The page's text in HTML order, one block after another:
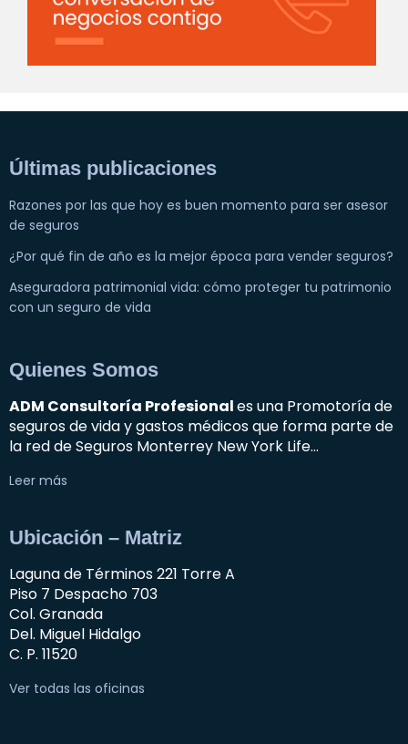
Últimas publicaciones
Razones por las que hoy es buen momento para ser asesor
de seguros
¿Por qué fin de año es la mejor época para vender seguros?
Aseguradora patrimonial vida: cómo proteger tu patrimonio
con un seguro de vida
Quienes Somos
ADM Consultoría Profesionales una Promotoría de
seguros de vida y gastos médicos que forma parte de
la red de Seguros Monterrey New York Life…
Leer más
Ubicación – Matriz
Laguna de Términos 221 Torre A
Piso 7 Despacho 703
Col. Granada
Del. Miguel Hidalgo
C. P. 11520
Ver todas las oficinas